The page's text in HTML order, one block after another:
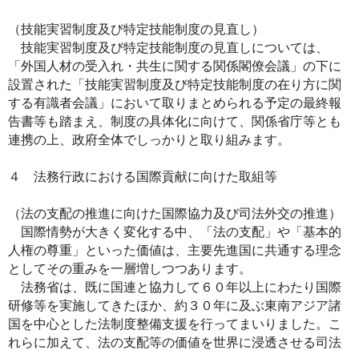
（技能実習制度及び特定技能制度の見直し）
技能実習制度及び特定技能制度の見直しについては、
「外国人材の受入れ・共生に関する関係閣僚会議」の下に
設置された「技能実習制度及び特定技能制度の在り方に関
する有識者会議」において取りまとめられる予定の最終報
告書等も踏まえ、制度の具体化に向けて、関係省庁等とも
連携の上、政府全体でしっかりと取り組みます。
４ 法務行政における国際貢献に向けた取組等
（法の支配の推進に向けた国際協力及び司法外交の推進）
国際情勢が大きく変化する中、「法の支配」や「基本的
人権の尊重」といった価値は、主要先進国に共通する理念
としてその重みを一層増しつつあります。
法務省は、既に国連と協力して６０年以上にわたり国際
研修等を実施してきたほか、約３０年に及ぶ東南アジア諸
国を中心とした法制度整備支援を行ってまいりました。こ
れらに加えて、法の支配等の価値を世界に浸透させる司法